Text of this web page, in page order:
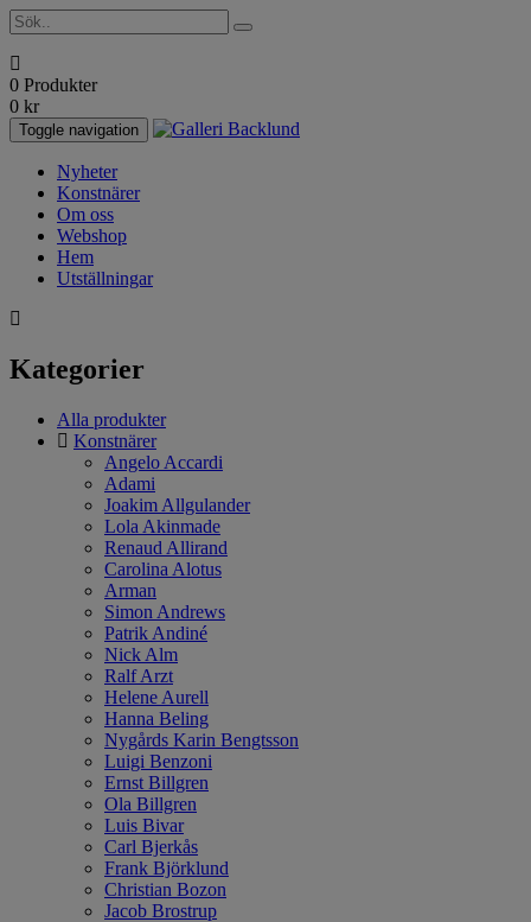
0 Produkter
0 kr
Toggle navigation
Nyheter
Konstnärer
Om oss
Webshop
Hem
Utställningar
Kategorier
Alla produkter
Konstnärer
Angelo Accardi
Adami
Joakim Allgulander
Lola Akinmade
Renaud Allirand
Carolina Alotus
Arman
Simon Andrews
Patrik Andiné
Nick Alm
Ralf Arzt
Helene Aurell
Hanna Beling
Nygårds Karin Bengtsson
Luigi Benzoni
Ernst Billgren
Ola Billgren
Luis Bivar
Carl Bjerkås
Frank Björklund
Christian Bozon
Jacob Brostrup